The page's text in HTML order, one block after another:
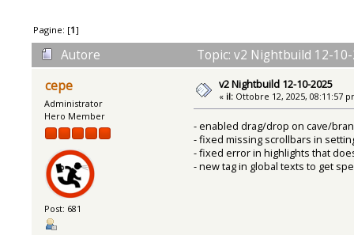
Pagine: [1]
Autore
Topic: v2 Nightbuild 12-
cepe
Administrator
Hero Member
Post: 681
v2 Nightbuild 12-10-2025
« il: Ottobre 12, 2025, 08:11:57
- enabled drag/drop on cave/
- fixed missing scrollbars in
- fixed error in highlights that
- new tag in global texts to get